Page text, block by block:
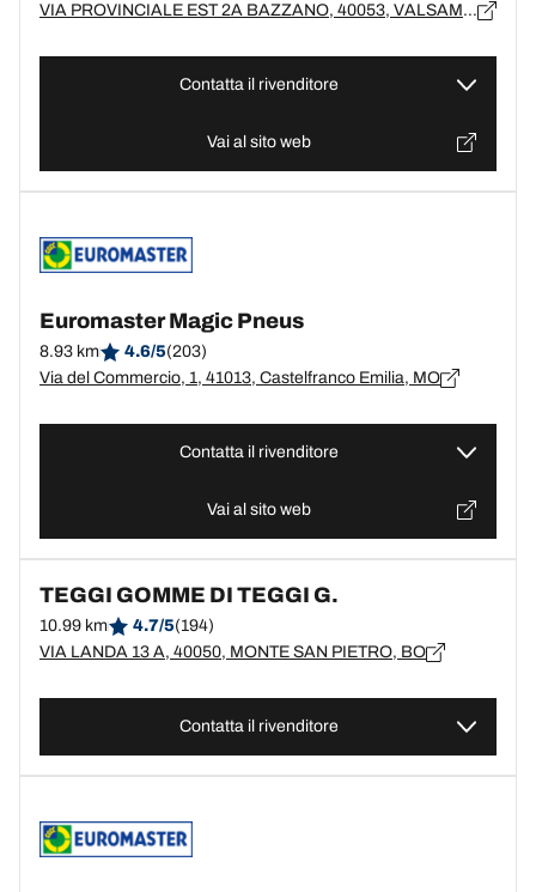
VIA PROVINCIALE EST 2A BAZZANO, 40053, VALSAMOGGIA, BO
Contatta il rivenditore
Vai al sito web
Euromaster Magic Pneus
8.93 km 4.6/5(203)
Via del Commercio, 1, 41013, Castelfranco Emilia, MO
Contatta il rivenditore
Vai al sito web
TEGGI GOMME DI TEGGI G.
10.99 km 4.7/5(194)
VIA LANDA 13 A, 40050, MONTE SAN PIETRO, BO
Contatta il rivenditore